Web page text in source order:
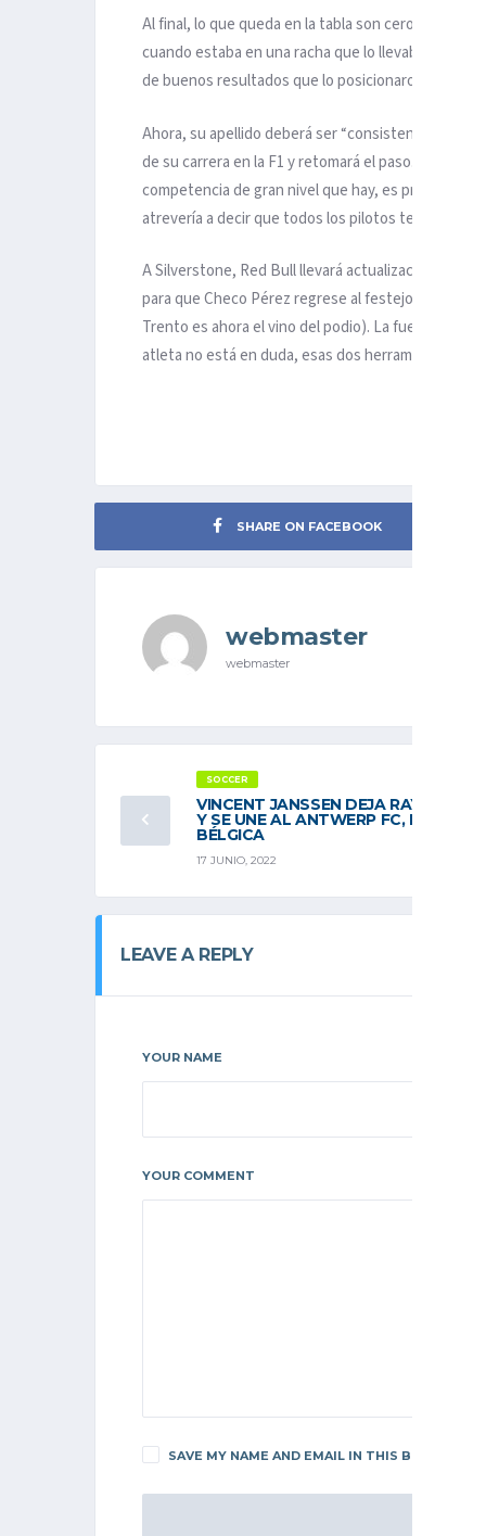
Al final, lo que queda en la tabla son cero puntos
cuando estaba en una racha que lo llevaba a
de buenos resultados que lo posicionaron como
Ahora, su apellido deberá ser “consistencia” y su
de su carrera en la F1 y retomará el paso. En una
competencia de gran nivel que hay, es
atrevería a decir que todos los pilotos tendrán uno.
A Silverstone, Red Bull llevará actualizaciones
para que Checo Pérez regrese al festejo con
Trento es ahora el vino del podio). La fuerza
atleta no está en duda, esas dos herramientas y el
SHARE ON FACEBOOK
webmaster
webmaster
SOCCER
VINCENT JANSSEN DEJA RAYADOS
Y SE UNE AL ANTWERP FC, DE
BÉLGICA
17 JUNIO, 2022
LEAVE A REPLY
YOUR NAME
YOUR COMMENT
SAVE MY NAME AND EMAIL IN THIS BROWSER